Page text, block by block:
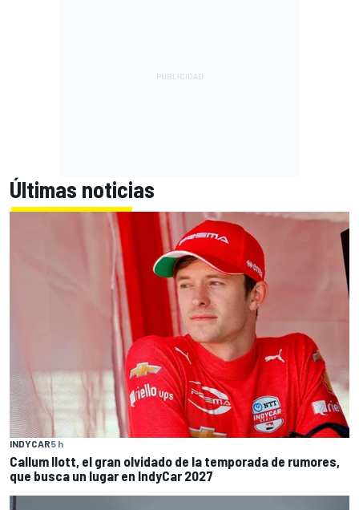
Últimas noticias
INDYCAR5 h
Callum Ilott, el gran olvidado de la temporada de rumores,
que busca un lugar en IndyCar 2027